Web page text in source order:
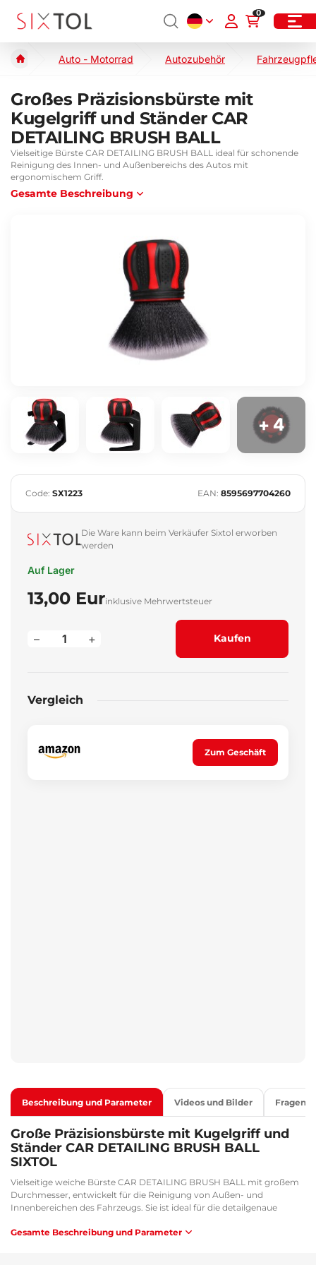
0
Auto - Motorrad Autozubehör
Großes Präzisionsbürste mit
Kugelgriff und Ständer CAR
DETAILING BRUSH BALL
Vielseitige Bürste CAR DETAILING BRUSH BALL ideal für schonende
Reinigung des Innen- und Außenbereichs des Autos mit
ergonomischem Griff.
Gesamte Beschreibung
+ 4
Code: SX1223 EAN: 8595697704260
Die Ware kann beim Verkäufer Sixtol erworben
werden
Auf Lager
13,00 Eurinklusive Mehrwertsteuer
+
– Kaufen
Vergleich
Zum Geschäft
Beschreibung und Parameter Videos und Bilder Fragen
Große Präzisionsbürste mit Kugelgriff und
Ständer CAR DETAILING BRUSH BALL
SIXTOL
Vielseitige weiche Bürste CAR DETAILING BRUSH BALL mit großem
Durchmesser, entwickelt für die Reinigung von Außen- und
Innenbereichen des Fahrzeugs. Sie ist ideal für die detailgenaue
Kühlergrills und Stoßfängern, sowie für die Pflege polierter und
Gesamte Beschreibung und Parameter